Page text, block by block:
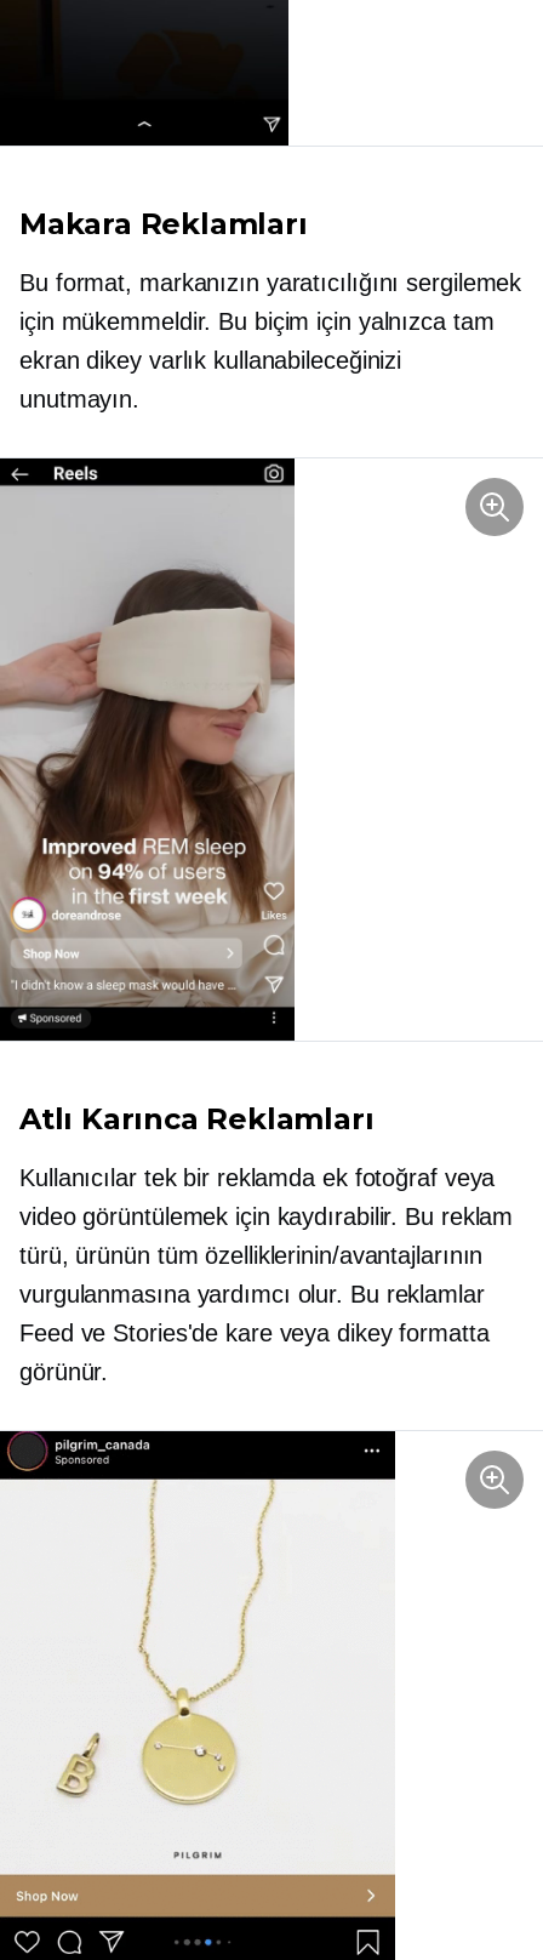
Makara Reklamları
Bu format, markanızın yaratıcılığını sergilemek
için mükemmeldir. Bu biçim için yalnızca tam
ekran dikey varlık kullanabileceğinizi
unutmayın.
Atlı Karınca Reklamları
Kullanıcılar tek bir reklamda ek fotoğraf veya
video görüntülemek için kaydırabilir. Bu reklam
türü, ürünün tüm özelliklerinin/avantajlarının
vurgulanmasına yardımcı olur. Bu reklamlar
Feed ve Stories'de kare veya dikey formatta
görünür.